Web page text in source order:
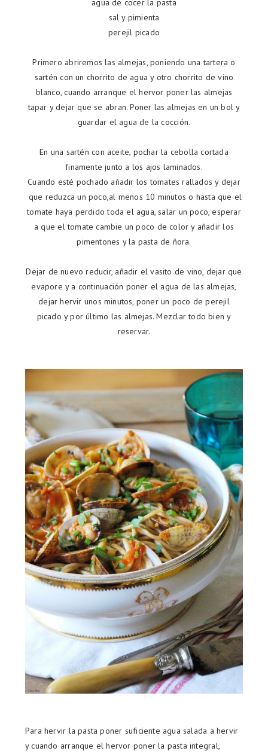
agua de cocer la pasta
sal y pimienta
perejil picado
Primero abriremos las almejas, poniendo una tartera o
sartén con un chorrito de agua y otro chorrito de vino
blanco, cuando arranque el hervor poner las almejas
tapar y dejar que se abran. Poner las almejas en un bol y
guardar el agua de la cocción.
En una sartén con aceite, pochar la cebolla cortada
finamente junto a los ajos laminados.
Cuando esté pochado añadir los tomates rallados y dejar
que reduzca un poco,al menos 10 minutos o hasta que el
tomate haya perdido toda el agua, salar un poco, esperar
a que el tomate cambie un poco de color y añadir los
pimentones y la pasta de ñora.
Dejar de nuevo reducir, añadir el vasito de vino, dejar que
evapore y a continuación poner el agua de las almejas,
dejar hervir unos minutos, poner un poco de perejil
picado y por último las almejas. Mezclar todo bien y
reservar.
Para hervir la pasta poner suficiente agua salada a hervir
y cuando arranque el hervor poner la pasta integral,